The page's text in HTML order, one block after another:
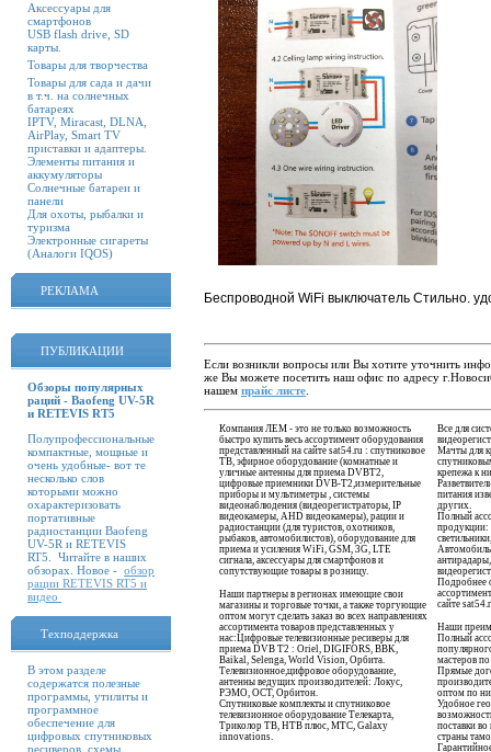
Аксессуары для
смартфонов
USB flash drive, SD
карты.
Товары для творчества
Товары для сада и дачи
в т.ч. на солнечных
батареях
IPTV, Miracast, DLNA,
AirPlay, Smart TV
приставки и адаптеры.
Элементы питания и
аккумуляторы
Солнечные батареи и
панели
Для охоты, рыбалки и
туризма
Электронные сигареты
(Аналоги IQOS)
РЕКЛАМА
ПУБЛИКАЦИИ
Обзоры популярных
раций - Baofeng UV-5R
и RETEVIS RT5
Полупрофессиональные
компактные, мощные и
очень удобные- вот те
несколько слов
которыми можно
охарактеризовать
портативные
радиостанции Baofeng
UV-5R и RETEVIS
RT5. Читайте в наших
обзорах. Новое - обзор
рации RETEVIS RT5 и
видео
Техподдержка
В этом разделе
содержатся полезные
программы, утилиты и
программное
обеспечение для
цифровых спутниковых
ресиверов, схемы
Беспроводной WiFi выключатель Стильно.
Если возникли вопросы или Вы хотите уточнить
же Вы можете посетить наш офис по адресу
нашем прайс листе
Компания ЛЕМ - это не только возможность
быстро купить весь ассортимент оборудования
представленный на сайте sat54.ru : спутниковое
ТВ, эфирное оборудование (комнатные и
уличные антенны для приема DVBT2,
цифровые приемники DVB-T2,измерительные
приборы и мультиметры , системы
видеонаблюдения (видеорегистраторы, IP
видеокамеры, AHD видеокамеры), рации и
радиостанции (для туристов, охотников,
рыбаков, автомобилистов), оборудование для
приема и усиления WiFi, GSM, 3G, LTE
сигнала, аксессуары для смартфонов и
сопутствующие товары в розницу.
Наши партнеры в регионах имеющие свои
магазины и торговые точки, а также торгующие
оптом могут сделать заказ во всех направлениях
ассортимента товаров представленных у
нас:Цифровые телевизионные ресиверы для
приема DVB T2 : Oriel, DIGIFORS, BBK,
Baikal, Selenga, World Vision, Орбита.
Телевизионное,цифровое оборудование,
антенны ведущих производителей: Локус,
РЭМО, ОСТ, Орбитон.
Спутниковые комплекты и спутниковое
телевизионное оборудование Телекарта,
Триколор ТВ, НТВ плюс, МТС, Galaxy
innovations.
Все для
Мачты для
крепежа к
питания
других.
Полный
продукции:
Подробнее
сайте
Наши
Полный
мастеров по
Прямые
оптом по
Удобное
поставки во
страны